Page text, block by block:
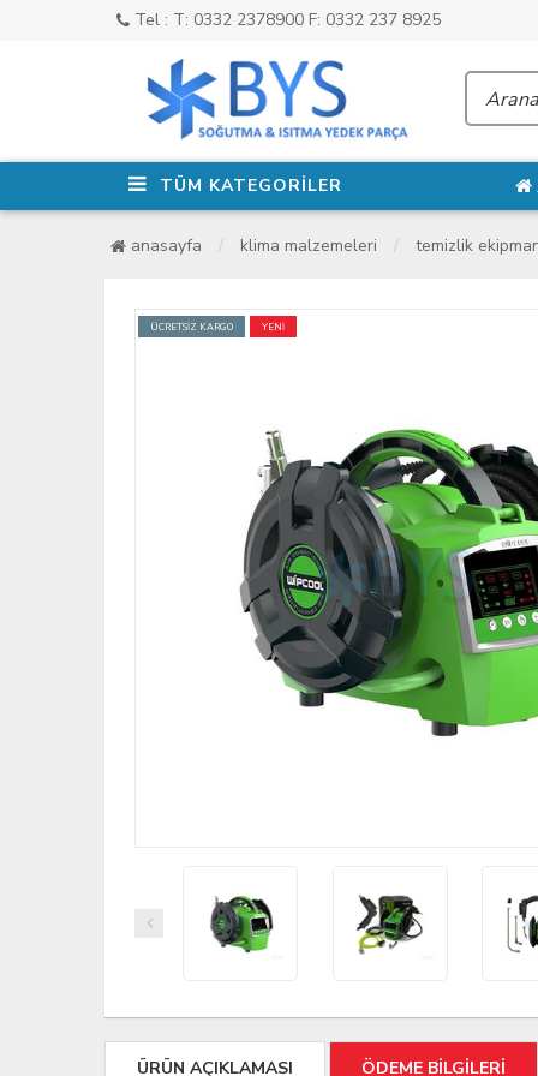
Tel : T: 0332 2378900 F: 0332 237 8925
TÜM KATEGORİLER
anasayfa klima malzemeleri temizlik
ÜCRETSİZ KARGO YENİ
ÜRÜN AÇIKLAMASI ÖDEME BİLGİLERİ